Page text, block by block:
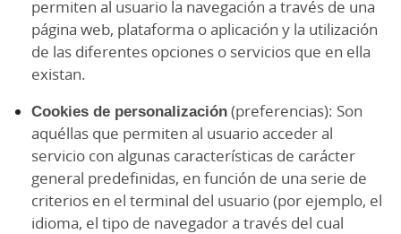
permiten al usuario la navegación a través de una
página web, plataforma o aplicación y la utilización
de las diferentes opciones o servicios que en ella
existan.
Cookies de personalización(preferencias): Son
aquéllas que permiten al usuario acceder al
servicio con algunas características de carácter
general predefinidas, en función de una serie de
criterios en el terminal del usuario (por ejemplo, el
idioma, el tipo de navegador a través del cual